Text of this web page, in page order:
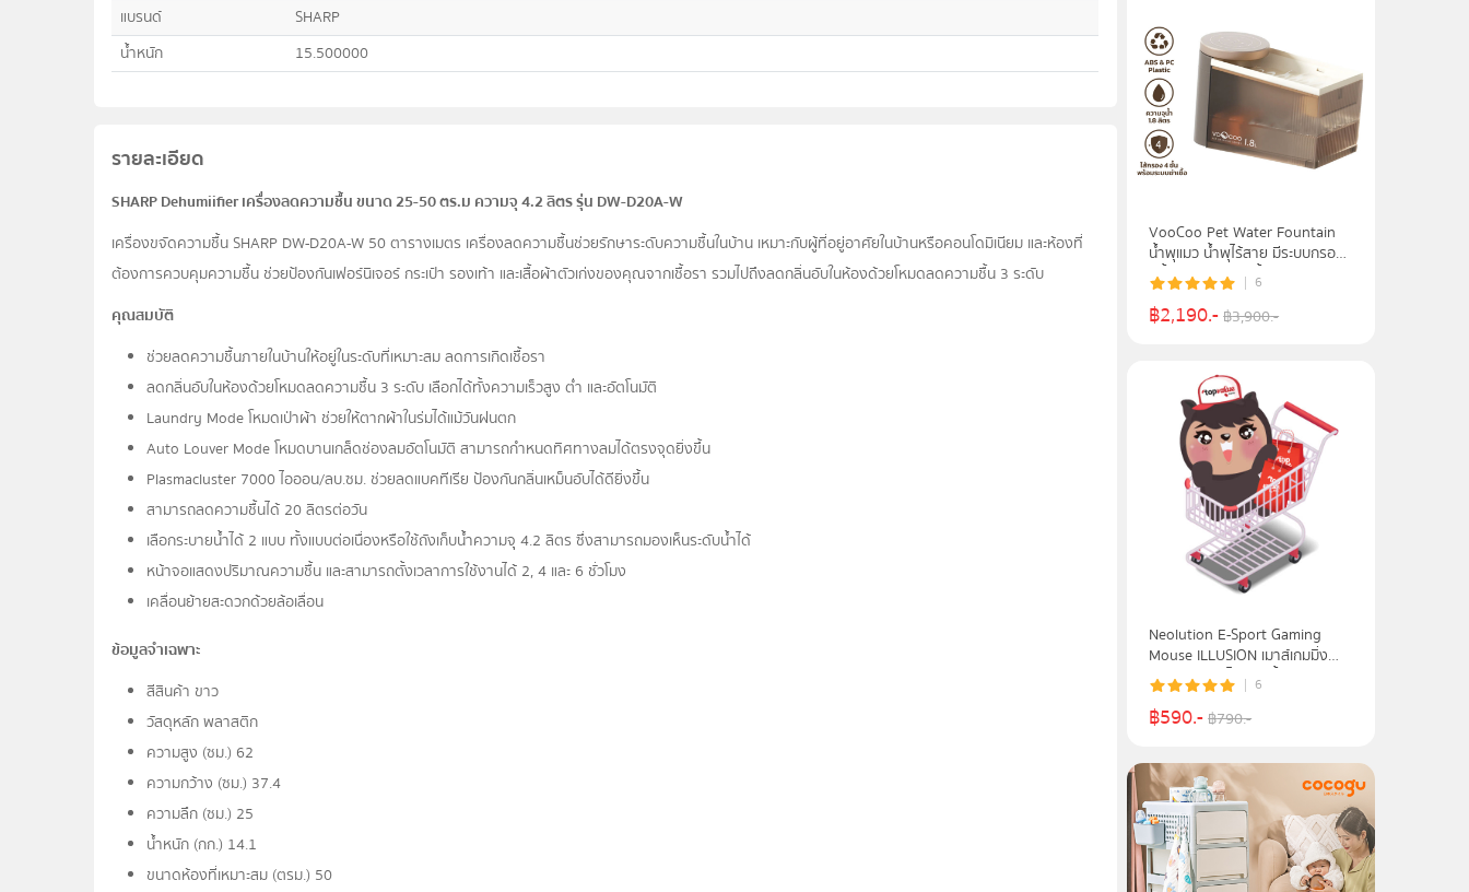
แบรนด์
SHARP
น้ำหนัก
15.500000
รายละเอียด
SHARP Dehumiifier เครื่องลดความชื้น ขนาด 25-50 ตร.ม ความจุ 4.2 ลิตร รุ่น DW-D20A-W
เครื่องขจัดความชื้น SHARP DW-D20A-W 50 ตารางเมตร เครื่องลดความชื้นช่วยรักษาระดับความชื้นในบ้าน เหมาะกับผู้ที่อยู่อาศัยในบ้านหรือคอนโดมิเนียม และห้องที่
ต้องการควบคุมความชื้น ช่วยป้องกันเฟอร์นิเจอร์ กระเป๋า รองเท้า และเสื้อผ้าตัวเก่งของคุณจากเชื้อรา รวมไปถึงลดกลิ่นอับในห้องด้วยโหมดลดความชื้น 3 ระดับ
คุณสมบัติ
ช่วยลดความชื้นภายในบ้านให้อยู่ในระดับที่เหมาะสม ลดการเกิดเชื้อรา
ลดกลิ่นอับในห้องด้วยโหมดลดความชื้น 3 ระดับ เลือกได้ทั้งความเร็วสูง ต่ำ และอัตโนมัติ
Laundry Mode โหมดเป่าผ้า ช่วยให้ตากผ้าในร่มได้แม้วันฝนตก
Auto Louver Mode โหมดบานเกล็ดช่องลมอัตโนมัติ สามารถกำหนดทิศทางลมได้ตรงจุดยิ่งขึ้น
Plasmacluster 7000 ไอออน/ลบ.ซม. ช่วยลดแบคทีเรีย ป้องกันกลิ่นเหม็นอับได้ดียิ่งขึ้น
สามารถลดความชื้นได้ 20 ลิตรต่อวัน
เลือกระบายน้ำได้ 2 แบบ ทั้งแบบต่อเนื่องหรือใช้ถังเก็บน้ำความจุุ 4.2 ลิตร ซึ่งสามารถมองเห็นระดับน้ำได้
หน้าจอแสดงปริมาณความชื้น และสามารถตั้งเวลาการใช้งานได้ 2, 4 และ 6 ชั่วโมง
เคลื่อนย้ายสะดวกด้วยล้อเลื่อน
ข้อมูลจำเฉพาะ
สีสินค้า ขาว
วัสดุหลัก พลาสติก
ความสูง (ซม.) 62
ความกว้าง (ซม.) 37.4
ความลึก (ซม.) 25
น้ำหนัก (กก.) 14.1
ขนาดห้องที่เหมาะสม (ตรม.) 50
VooCoo Pet Water Fountain
น้ำพุแมว น้ำพุไร้สาย มีระบบกรอง
4ชั้น ระบบการฆ่าเชื้อด้วยรังสี UV-
C
6
฿2,190.-฿3,900.-
Neolution E-Sport Gaming
Mouse ILLUSION เมาส์เกมมิ่ง
เมาส์เล่นเกมส์ไร้สาย น้ำหนักเบา -
White
6
฿590.-฿790.-